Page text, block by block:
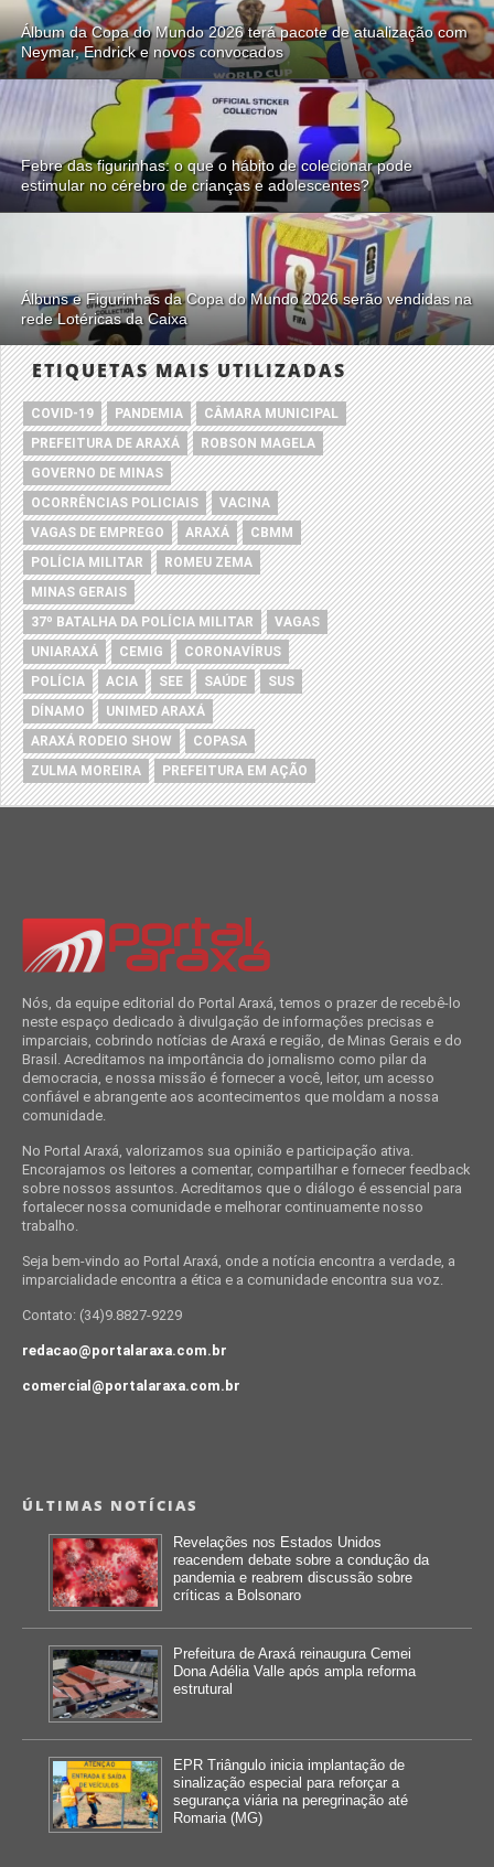
Álbum da Copa do Mundo 2026 terá pacote de atualização com
Neymar, Endrick e novos convocados
Febre das figurinhas: o que o hábito de colecionar pode
estimular no cérebro de crianças e adolescentes?
Álbuns e Figurinhas da Copa do Mundo 2026 serão vendidas na
rede Lotéricas da Caixa
ETIQUETAS MAIS UTILIZADAS
COVID-19 PANDEMIA
CÂMARA MUNICIPAL
PREFEITURA DE ARAXÁ
ROBSON MAGELA
GOVERNO DE MINAS
OCORRÊNCIAS POLICIAIS
VACINA
VAGAS DE EMPREGO
ARAXÁ
CBMM
POLÍCIA MILITAR
ROMEU ZEMA
MINAS GERAIS
37º BATALHA DA POLÍCIA MILITAR
VAGAS
UNIARAXÁ
CEMIG
CORONAVÍRUS
POLÍCIA
ACIA SEE SAÚDE
SUS
DÍNAMO
UNIMED ARAXÁ
ARAXÁ RODEIO SHOW
COPASA
ZULMA MOREIRA
PREFEITURA EM AÇÃO
Nós, da equipe editorial do Portal Araxá, temos o prazer de recebê-lo
neste espaço dedicado à divulgação de informações precisas e
imparciais, cobrindo notícias de Araxá e região, de Minas Gerais e do
Brasil. Acreditamos na importância do jornalismo como pilar da
democracia, e nossa missão é fornecer a você, leitor, um acesso
confiável e abrangente aos acontecimentos que moldam a nossa
comunidade.
No Portal Araxá, valorizamos sua opinião e participação ativa.
Encorajamos os leitores a comentar, compartilhar e fornecer feedback
sobre nossos assuntos. Acreditamos que o diálogo é essencial para
fortalecer nossa comunidade e melhorar continuamente nosso
trabalho.
Seja bem-vindo ao Portal Araxá, onde a notícia encontra a verdade, a
imparcialidade encontra a ética e a comunidade encontra sua voz.
Contato: (34)9.8827-9229
redacao@portalaraxa.com.br
comercial@portalaraxa.com.br
ÚLTIMAS NOTÍCIAS
Revelações nos Estados Unidos
reacendem debate sobre a condução da
pandemia e reabrem discussão sobre
críticas a Bolsonaro
Prefeitura de Araxá reinaugura Cemei
Dona Adélia Valle após ampla reforma
estrutural
EPR Triângulo inicia implantação de
sinalização especial para reforçar a
segurança viária na peregrinação até
Romaria (MG)